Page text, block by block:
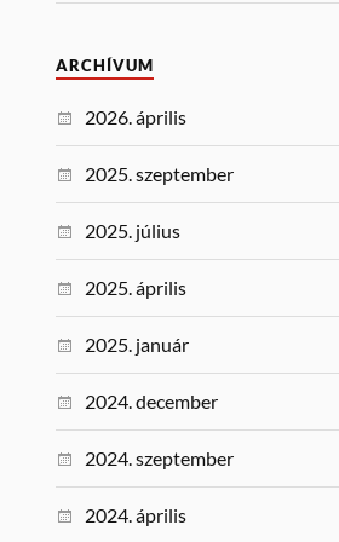
ARCHÍVUM
2026. április
2025. szeptember
2025. július
2025. április
2025. január
2024. december
2024. szeptember
2024. április